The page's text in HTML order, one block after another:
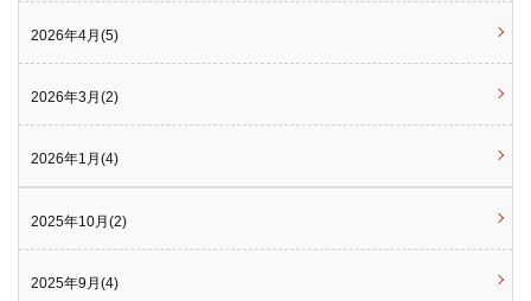
2026年4月(5)
2026年3月(2)
2026年1月(4)
2025年10月(2)
2025年9月(4)